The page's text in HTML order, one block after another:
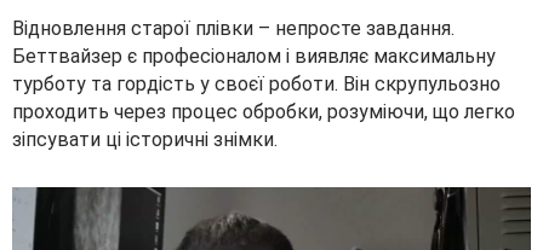
Відновлення старої плівки – непросте завдання.
Беттвайзер є професіоналом і виявляє максимальну
турботу та гордість у своєї роботи. Він скрупульозно
проходить через процес обробки, розуміючи, що легко
зіпсувати ці історичні знімки.